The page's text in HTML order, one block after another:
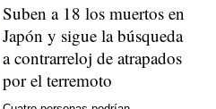
Suben a 18 los muertos en
Japón y sigue la búsqueda
a contrarreloj de atrapados
por el terremoto